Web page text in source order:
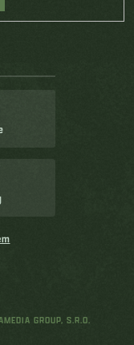
GROUP, S.R.O.